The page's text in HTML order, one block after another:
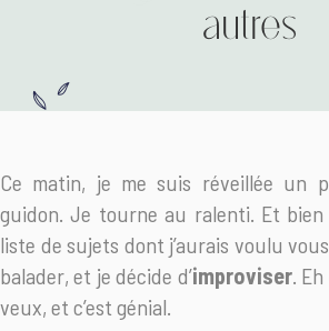
autres
Ce matin, je me suis réveillée un
guidon. Je tourne au ralenti. Et bien
liste de sujets dont j’aurais voulu
balader, et je décide d’improviser.
veux, et c’est génial.